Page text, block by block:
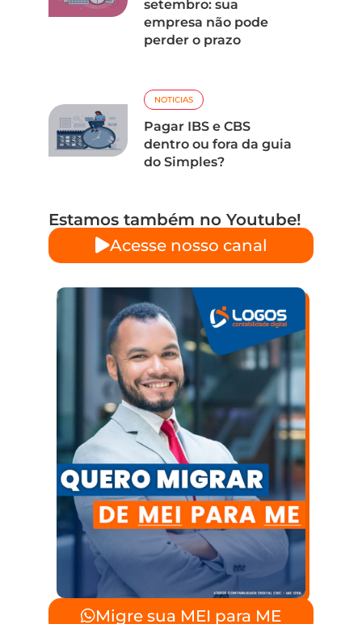
setembro: sua
empresa não pode
perder o prazo
NOTICIAS
Pagar IBS e CBS
dentro ou fora da guia
do Simples?
Estamos também no Youtube!
Acesse nosso canal
Migre sua MEI para ME